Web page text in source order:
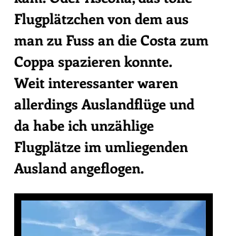
Flugplätzchen von dem aus
man zu Fuss an die Costa zum
Coppa spazieren konnte.
Weit interessanter waren
allerdings Auslandflüge und
da habe ich unzählige
Flugplätze im umliegenden
Ausland angeflogen.